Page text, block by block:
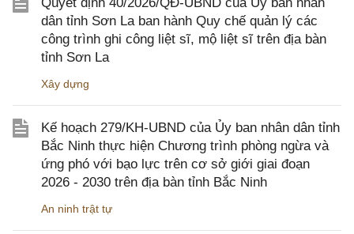
dân tỉnh Sơn La ban hành Quy chế quản lý các
công trình ghi công liệt sĩ, mộ liệt sĩ trên địa bàn
tỉnh Sơn La
Xây dựng
Kế hoạch 279/KH-UBND của Ủy ban nhân dân tỉnh
Bắc Ninh thực hiện Chương trình phòng ngừa và
ứng phó với bạo lực trên cơ sở giới giai đoạn
2026 - 2030 trên địa bàn tỉnh Bắc Ninh
An ninh trật tự